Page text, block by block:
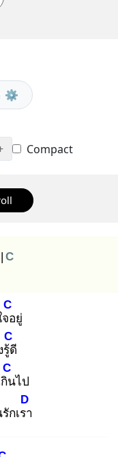
⚙️
Compact
| C
อ
C
ยู่
รู้ดี
C
น
C
ไป
กเรา
D